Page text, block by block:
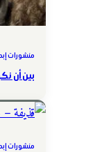
منشورات
بين أن
منشورات